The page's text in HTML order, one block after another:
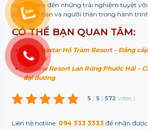
có thể đem đến những trải nghiệm tuyệt
dành cho bạn và người thân trong hành
CÓ THỂ BẠN QUAN TÂM:
The Coastar Hồ Tràm Resort – Đẳng
quốc tế
Review Resort Lan Rừng Phước Hải –
đại dương
5 / 5 ( 572 votes )
Liên hệ hotline: 094 333 3333 để nhận